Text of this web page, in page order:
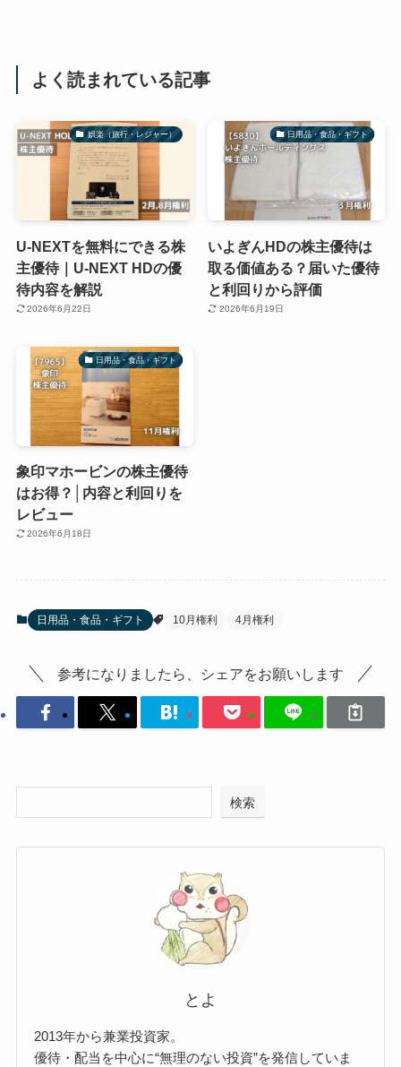
よく読まれている記事
娯楽（旅行・レジャー）
U-NEXTを無料にできる株
主優待｜U-NEXT HDの優
待内容を解説
2026年6月22日
日用品・食品・ギフト
いよぎんHDの株主優待は
取る価値ある？届いた優待
と利回りから評価
2026年6月19日
日用品・食品・ギフト
象印マホービンの株主優待
はお得？│内容と利回りを
レビュー
2026年6月18日
日用品・食品・ギフト 10月権利 4月権利
参考になりましたら、シェアをお願いします
検索
とよ
2013年から兼業投資家。
優待・配当を中心に“無理のない投資”を発信していま